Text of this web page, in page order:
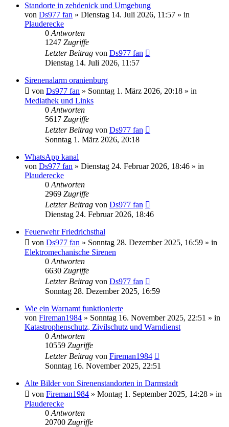
Standorte in zehdenick und Umgebung
von Ds977 fan » Dienstag 14. Juli 2026, 11:57 » in
Plauderecke
0 Antworten
1247 Zugriffe
Letzter Beitrag von Ds977 fan
Dienstag 14. Juli 2026, 11:57
Sirenenalarm oranienburg
von Ds977 fan » Sonntag 1. März 2026, 20:18 » in
Mediathek und Links
0 Antworten
5617 Zugriffe
Letzter Beitrag von Ds977 fan
Sonntag 1. März 2026, 20:18
WhatsApp kanal
von Ds977 fan » Dienstag 24. Februar 2026, 18:46 » in
Plauderecke
0 Antworten
2969 Zugriffe
Letzter Beitrag von Ds977 fan
Dienstag 24. Februar 2026, 18:46
Feuerwehr Friedrichsthal
von Ds977 fan » Sonntag 28. Dezember 2025, 16:59 » in
Elektromechanische Sirenen
0 Antworten
6630 Zugriffe
Letzter Beitrag von Ds977 fan
Sonntag 28. Dezember 2025, 16:59
Wie ein Warnamt funktionierte
von Fireman1984 » Sonntag 16. November 2025, 22:51 » in
Katastrophenschutz, Zivilschutz und Warndienst
0 Antworten
10559 Zugriffe
Letzter Beitrag von Fireman1984
Sonntag 16. November 2025, 22:51
Alte Bilder von Sirenenstandorten in Darmstadt
von Fireman1984 » Montag 1. September 2025, 14:28 » in
Plauderecke
0 Antworten
20700 Zugriffe